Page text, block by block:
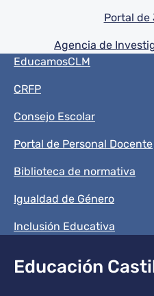
Portal
Agencia de
Menú del pie
EducamosCLM
CRFP
Consejo Escolar
Portal de Personal Docente
Biblioteca de normativa
Igualdad de Género
Inclusión Educativa
Educación